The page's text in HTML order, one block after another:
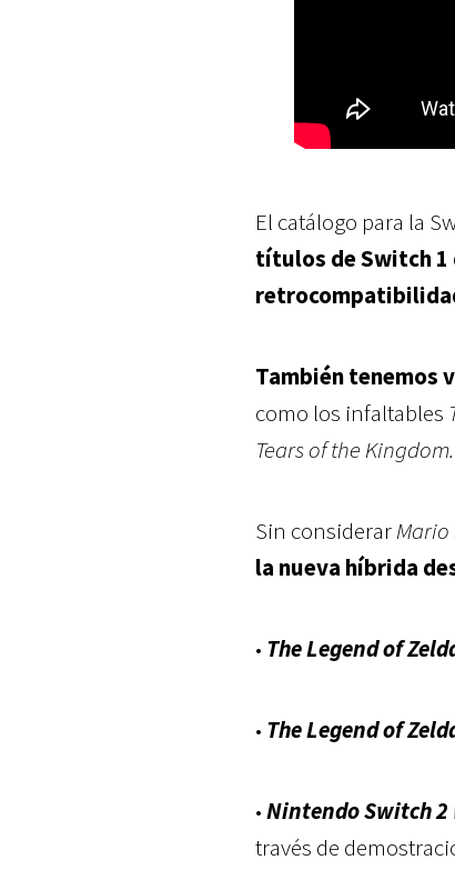
El catálogo para la
títulos de Switch 1
También tenemos
como los infaltables
Tears of the Kingdom.
Sin considerarMario
la nueva híbrida
• The Legend of
• The Legend of
•Nintendo Switch 2
través de